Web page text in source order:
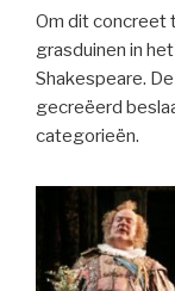
Om dit concreet
grasduinen in
Shakespeare.
gecreëerd
categorieën.